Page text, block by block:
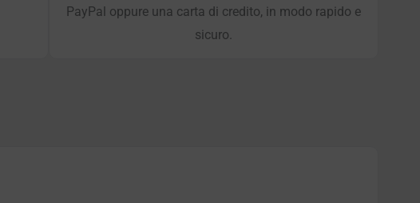
PayPal oppure una carta di credito, in modo rapido e
sicuro.